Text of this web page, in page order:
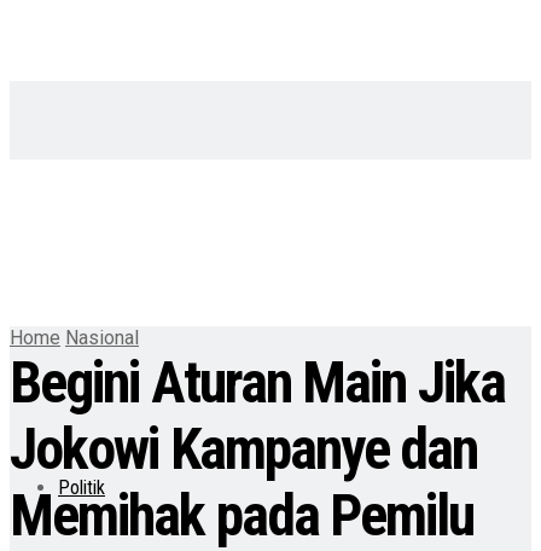
Politik
Home Nasional
Begini Aturan Main Jika
Jokowi Kampanye dan
Memihak pada Pemilu